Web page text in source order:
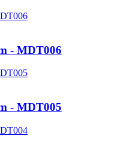
- MDT006
- MDT005